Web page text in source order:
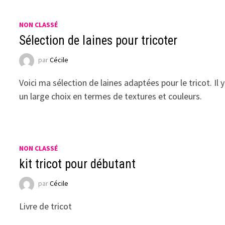
NON CLASSÉ
Sélection de laines pour tricoter
parCécile
Voici ma sélection de laines adaptées pour le tricot. Il
un large choix en termes de textures et couleurs.
NON CLASSÉ
kit tricot pour débutant
parCécile
Livre de tricot
Étui en fibre d'aramide pour
Samsung S26 Ultra, tissage uni
1000D en Kevlar, coque de
téléphone magnétique Magsafe
ultra-fine, grip mat antidérapant
40.68 €
Aliexpress